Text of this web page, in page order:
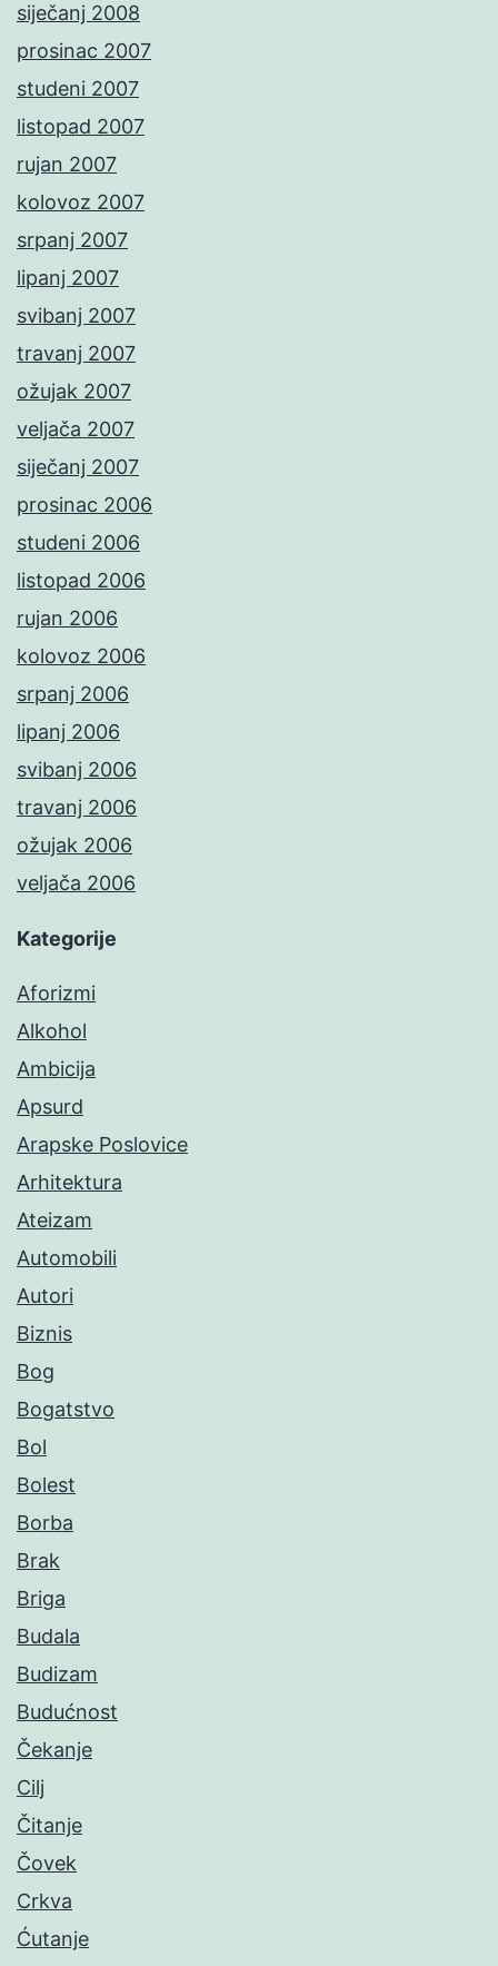
siječanj 2008
prosinac 2007
studeni 2007
listopad 2007
rujan 2007
kolovoz 2007
srpanj 2007
lipanj 2007
svibanj 2007
travanj 2007
ožujak 2007
veljača 2007
siječanj 2007
prosinac 2006
studeni 2006
listopad 2006
rujan 2006
kolovoz 2006
srpanj 2006
lipanj 2006
svibanj 2006
travanj 2006
ožujak 2006
veljača 2006
Kategorije
Aforizmi
Alkohol
Ambicija
Apsurd
Arapske Poslovice
Arhitektura
Ateizam
Automobili
Autori
Biznis
Bog
Bogatstvo
Bol
Bolest
Borba
Brak
Briga
Budala
Budizam
Budućnost
Čekanje
Cilj
Čitanje
Čovek
Crkva
Ćutanje